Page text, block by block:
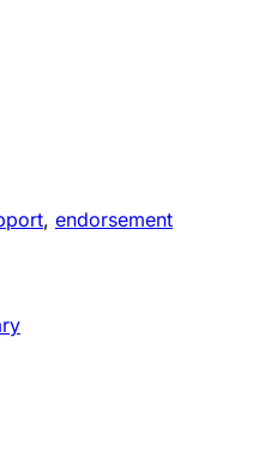
, endorsement